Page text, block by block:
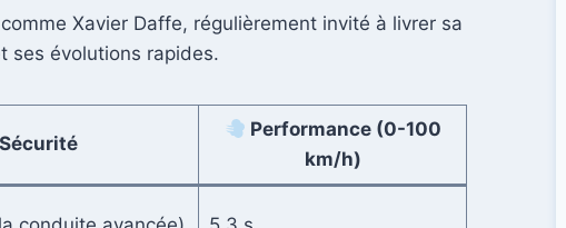
Xavier Daffe, régulièrement invité à livrer sa
ses évolutions rapides.
Sécurité
Performance (0-100
km/h)